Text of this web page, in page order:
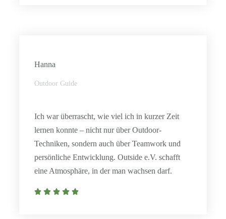
Hanna
Outdoor Guide
Ich war überrascht, wie viel ich in kurzer Zeit
lernen konnte – nicht nur über Outdoor-
Techniken, sondern auch über Teamwork und
persönliche Entwicklung. Outside e.V. schafft
eine Atmosphäre, in der man wachsen darf.